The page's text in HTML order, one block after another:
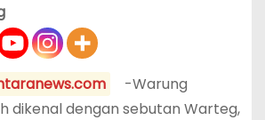
-Warung
dikenal dengan sebutan Warteg,